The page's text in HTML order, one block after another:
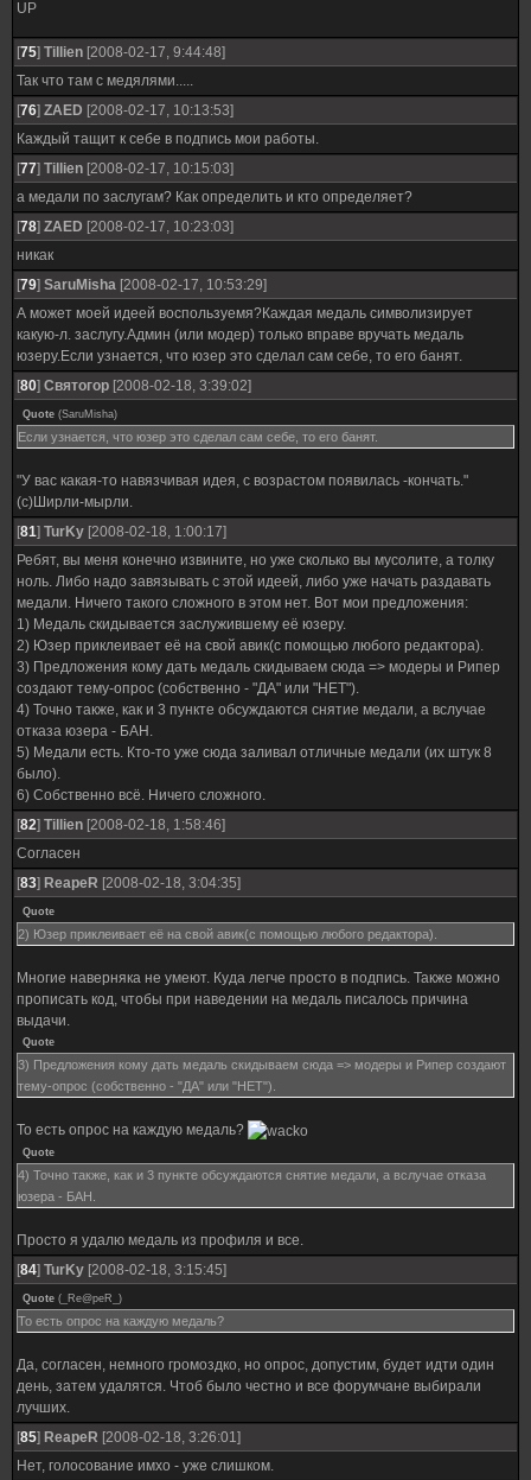
UP
[75] Tillien [2008-02-17, 9:44:48]
Так что там с медялями.....
[76] ZAED [2008-02-17, 10:13:53]
Каждый тащит к себе в подпись мои работы.
[77] Tillien [2008-02-17, 10:15:03]
а медали по заслугам? Как определить и кто определяет?
[78] ZAED [2008-02-17, 10:23:03]
никак
[79] SaruMisha [2008-02-17, 10:53:29]
А может моей идеей воспользуемя?Каждая медаль символизирует
какую-л. заслугу.Админ (или модер) только вправе вручать медаль
юзеру.Если узнается, что юзер это сделал сам себе, то его банят.
[80] Святогор [2008-02-18, 3:39:02]
Quote (SaruMisha)
Если узнается, что юзер это сделал сам себе, то его банят.
"У вас какая-то навязчивая идея, с возрастом появилась -кончать."
(с)Ширли-мырли.
[81] TurKy [2008-02-18, 1:00:17]
Ребят, вы меня конечно извините, но уже сколько вы мусолите, а толку
ноль. Либо надо завязывать с этой идеей, либо уже начать раздавать
медали. Ничего такого сложного в этом нет. Вот мои предложения:
1) Медаль скидывается заслужившему её юзеру.
2) Юзер приклеивает её на свой авик(с помощью любого редактора).
3) Предложения кому дать медаль скидываем сюда => модеры и Рипер
создают тему-опрос (собственно - "ДА" или "НЕТ").
4) Точно также, как и 3 пункте обсуждаются снятие медали, а вслучае
отказа юзера - БАН.
5) Медали есть. Кто-то уже сюда заливал отличные медали (их штук 8
было).
6) Собственно всё. Ничего сложного.
[82] Tillien [2008-02-18, 1:58:46]
Согласен
[83] ReapeR [2008-02-18, 3:04:35]
Quote
2) Юзер приклеивает её на свой авик(с помощью любого редактора).
Многие наверняка не умеют. Куда легче просто в подпись. Также можно
прописать код, чтобы при наведении на медаль писалось причина
выдачи.
Quote
3) Предложения кому дать медаль скидываем сюда => модеры и Рипер создают
тему-опрос (собственно - "ДА" или "НЕТ").
То есть опрос на каждую медаль?
Quote
4) Точно также, как и 3 пункте обсуждаются снятие медали, а вслучае отказа
юзера - БАН.
Просто я удалю медаль из профиля и все.
[84] TurKy [2008-02-18, 3:15:45]
Quote ( _Re@peR_ )
То есть опрос на каждую медаль?
Да, согласен, немного громоздко, но опрос, допустим, будет идти один
день, затем удалятся. Чтоб было честно и все форумчане выбирали
лучших.
[85] ReapeR [2008-02-18, 3:26:01]
Нет, голосование имхо - уже слишком.